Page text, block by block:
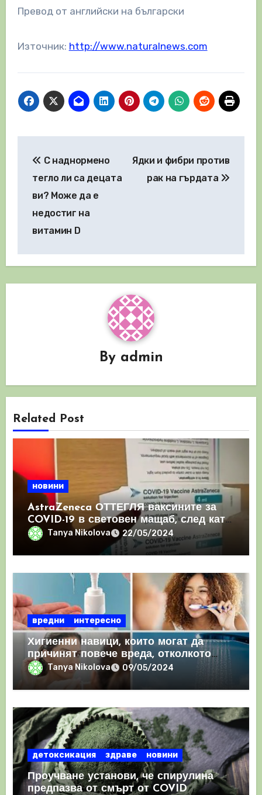
Превод от английски на български
Източник: http://www.naturalnews.com
С наднормено
тегло ли са децата
ви? Може да е
недостиг на
витамин D
Ядки и фибри против
рак на гърдата
By admin
Related Post
новини
AstraZeneca ОТТЕГЛЯ ваксините за
COVID-19 в световен мащаб, след като
призна, че те причиняват КРЪВНИ
съсиреци
Tanya Nikolova 22/05/2024
вредни интересно
Хигиенни навици, които могат да
причинят повече вреда, отколкото
ползаTanya Nikolova 09/05/2024
детоксикация здраве новини
Проучване установи, че спирулина
предпазва от смърт от COVID